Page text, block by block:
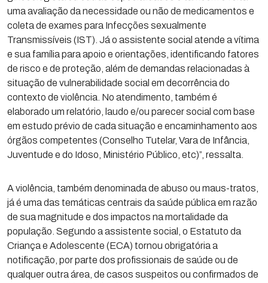
uma avaliação da necessidade ou não de medicamentos e
coleta de exames para Infecções sexualmente
Transmissíveis (IST). Já o assistente social atende a vítima
e sua família para apoio e orientações, identificando fatores
de risco e de proteção, além de demandas relacionadas à
situação de vulnerabilidade social em decorrência do
contexto de violência. No atendimento, também é
elaborado um relatório, laudo e/ou parecer social com base
em estudo prévio de cada situação e encaminhamento aos
órgãos competentes (Conselho Tutelar, Vara de Infância,
Juventude e do Idoso, Ministério Público, etc)”, ressalta.
A violência, também denominada de abuso ou maus-tratos,
já é uma das temáticas centrais da saúde pública em razão
de sua magnitude e dos impactos na mortalidade da
população. Segundo a assistente social, o Estatuto da
Criança e Adolescente (ECA) tornou obrigatória a
notificação, por parte dos profissionais de saúde ou de
qualquer outra área, de casos suspeitos ou confirmados de